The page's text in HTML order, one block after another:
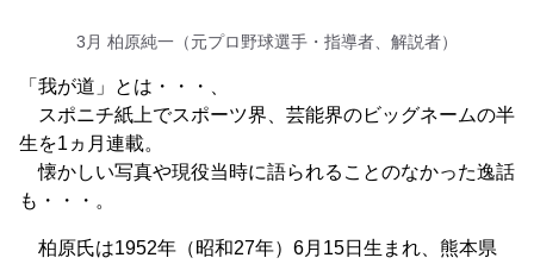
3月 柏原純一（元プロ野球選手・指導者、解説者）
「我が道」とは・・・、
スポニチ紙上でスポーツ界、芸能界のビッグネームの半
生を1ヵ月連載。
懐かしい写真や現役当時に語られることのなかった逸話
も・・・。
柏原氏は1952年（昭和27年）6月15日生まれ、熊本県